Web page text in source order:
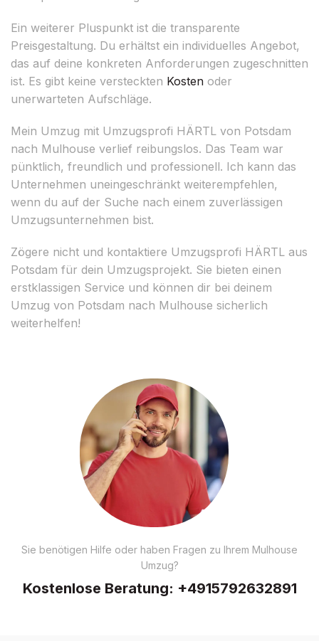
Ein weiterer Pluspunkt ist die transparente
Preisgestaltung. Du erhältst ein individuelles Angebot,
das auf deine konkreten Anforderungen zugeschnitten
ist. Es gibt keine versteckten Kosten oder
unerwarteten Aufschläge.
Mein Umzug mit Umzugsprofi HÄRTL von Potsdam
nach Mulhouse verlief reibungslos. Das Team war
pünktlich, freundlich und professionell. Ich kann das
Unternehmen uneingeschränkt weiterempfehlen,
wenn du auf der Suche nach einem zuverlässigen
Umzugsunternehmen bist.
Zögere nicht und kontaktiere Umzugsprofi HÄRTL aus
Potsdam für dein Umzugsprojekt. Sie bieten einen
erstklassigen Service und können dir bei deinem
Umzug von Potsdam nach Mulhouse sicherlich
weiterhelfen!
Sie benötigen Hilfe oder haben Fragen zu Ihrem Mulhouse
Umzug?
Kostenlose Beratung: +4915792632891